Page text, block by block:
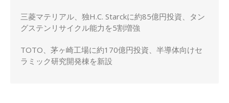
三菱マテリアル、独H.C. Starckに約85億円投資、タン
グステンリサイクル能力を5割増強
TOTO、茅ヶ崎工場に約170億円投資、半導体向けセ
ラミック研究開発棟を新設